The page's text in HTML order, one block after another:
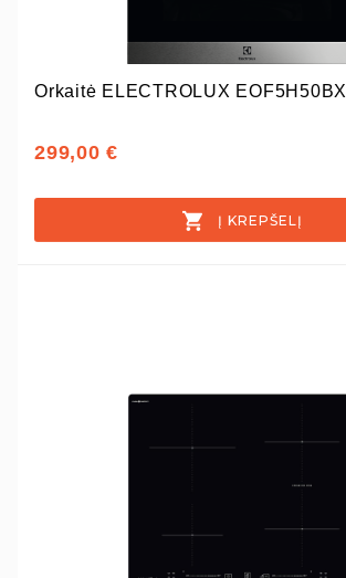
Orkaitė ELECTROLUX EOF5H50BX
299,00 €
Į KREPŠELĮ